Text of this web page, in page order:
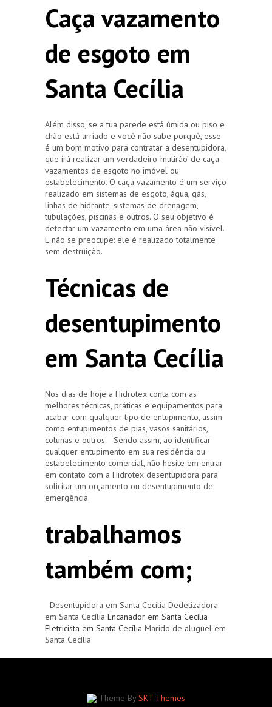
Caça vazamento
de esgoto em
Santa Cecília
Além disso, se a tua parede está úmida ou piso e
chão está arriado e você não sabe porquê, esse
é um bom motivo para contratar a desentupidora,
que irá realizar um verdadeiro ‘mutirão’ de caça-
vazamentos de esgoto no imóvel ou
estabelecimento. O caça vazamento é um serviço
realizado em sistemas de esgoto, água, gás,
linhas de hidrante, sistemas de drenagem,
tubulações, piscinas e outros. O seu objetivo é
detectar um vazamento em uma área não visível.
E não se preocupe: ele é realizado totalmente
sem destruição.
Técnicas de
desentupimento
em Santa Cecília
Nos dias de hoje a Hidrotex conta com as
melhores técnicas, práticas e equipamentos para
acabar com qualquer tipo de entupimento, assim
como entupimentos de pias, vasos sanitários,
colunas e outros. Sendo assim, ao identificar
qualquer entupimento em sua residência ou
estabelecimento comercial, não hesite em entrar
em contato com a Hidrotex desentupidora para
solicitar um orçamento ou desentupimento de
emergência.
trabalhamos
também com;
Desentupidora em Santa Cecília Dedetizadora
em Santa Cecília Encanador em Santa Cecília
Eletricista em Santa Cecília Marido de aluguel em
Santa Cecília
Theme By SKT Themes